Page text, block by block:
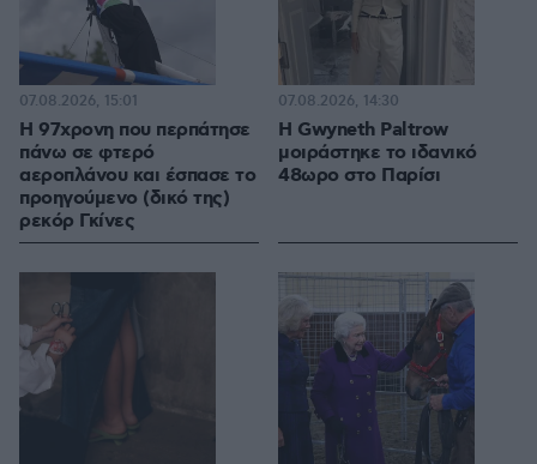
Η 97χρονη που περπάτησε
πάνω σε φτερό
αεροπλάνου και έσπασε το
προηγούμενο (δικό της)
ρεκόρ Γκίνες
07.08.2026, 15:01
Η Gwyneth Paltrow
μοιράστηκε το ιδανικό
48ωρο στο Παρίσι
07.08.2026, 14:30